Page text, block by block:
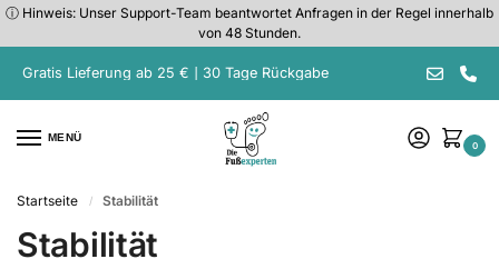
ⓘ Hinweis: Unser Support-Team beantwortet Anfragen in der Regel innerhalb
von 48 Stunden.
Gratis Lieferung ab 25 € | 30 Tage Rückgabe
MENÜ
0
Startseite / Stabilität
Stabilität